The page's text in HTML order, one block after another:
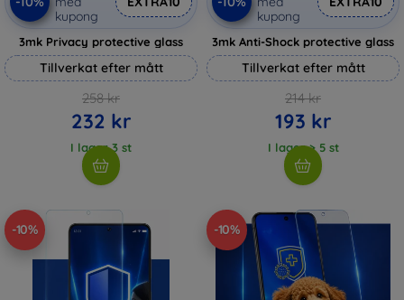
kupong
3mk Privacy protective glass
Tillverkat efter mått
258 kr
232 kr
I lager 3 st
kupong
3mk Anti-Shock protective glass
Tillverkat efter mått
214 kr
193 kr
I lager > 5 st
-10% -10%